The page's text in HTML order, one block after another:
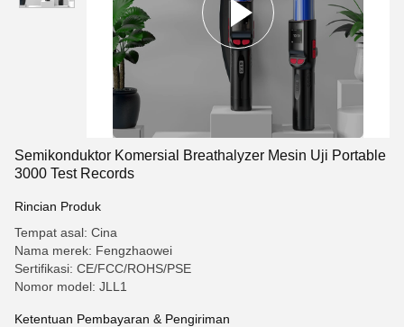
Semikonduktor Komersial Breathalyzer Mesin Uji Portable
3000 Test Records
Rincian Produk
Tempat asal: Cina
Nama merek: Fengzhaowei
Sertifikasi: CE/FCC/ROHS/PSE
Nomor model: JLL1
Ketentuan Pembayaran & Pengiriman